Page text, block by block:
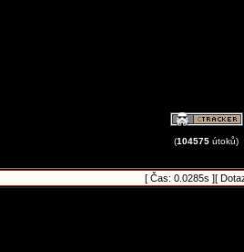
(104575 útoků)
[ Čas: 0.0285s ][